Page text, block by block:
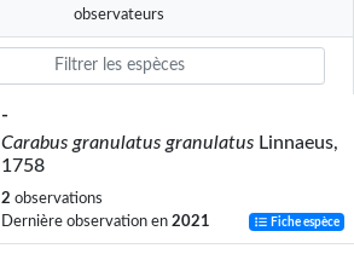
observateurs
-
Carabus granulatus granulatus Linnaeus,
1758
2 observations
Dernière observation en 2021 Fiche espèce